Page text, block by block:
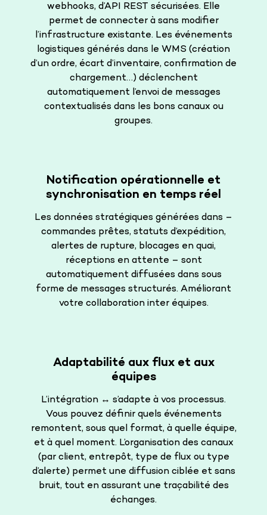
webhooks, d’API REST sécurisées. Elle
permet de connecter à sans modifier
l’infrastructure existante. Les événements
logistiques générés dans le WMS (création
d’un ordre, écart d’inventaire, confirmation de
chargement…) déclenchent
automatiquement l’envoi de messages
contextualisés dans les bons canaux ou
groupes.
Notification opérationnelle et
synchronisation en temps réel
Les données stratégiques générées dans –
commandes prêtes, statuts d’expédition,
alertes de rupture, blocages en quai,
réceptions en attente – sont
automatiquement diffusées dans sous
forme de messages structurés. Améliorant
votre collaboration inter équipes.
Adaptabilité aux flux et aux
équipes
L’intégration ↔️ s’adapte à vos processus.
Vous pouvez définir quels événements
remontent, sous quel format, à quelle équipe,
et à quel moment. L’organisation des canaux
(par client, entrepôt, type de flux ou type
d’alerte) permet une diffusion ciblée et sans
bruit, tout en assurant une traçabilité des
échanges.